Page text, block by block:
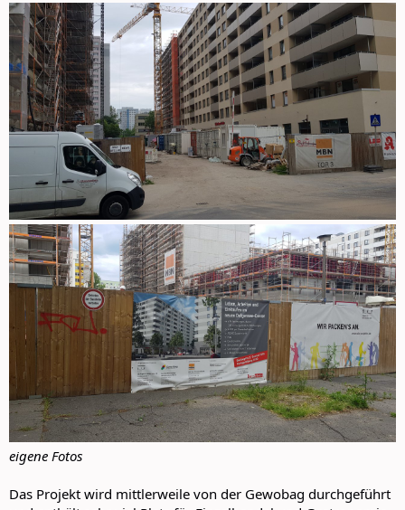
eigene Fotos
Das Projekt wird mittlerweile von der Gewobag durchgeführt